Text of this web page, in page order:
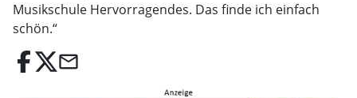
Musikschule Hervorragendes. Das finde ich einfach
schön.“
email